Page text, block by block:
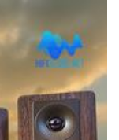
intent’ in the
to enter and be
for more
for long
The show is an
paddling